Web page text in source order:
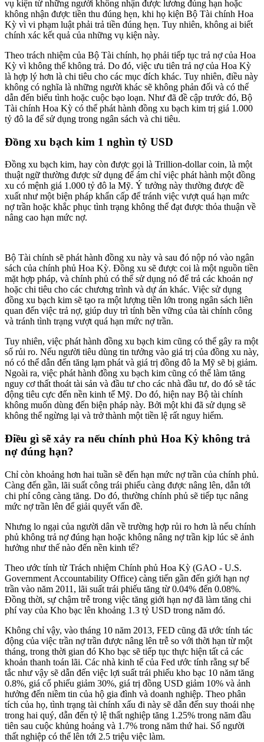
vụ kiện từ những người không nhận được lương đúng hạn hoặc
không nhận được tiền thu đúng hẹn, khi họ kiện Bộ Tài chính Hoa
Kỳ vì vi phạm luật phải trả tiền đúng hẹn. Tuy nhiên, không ai biết
chính xác kết quả của những vụ kiện này.
Theo trách nhiệm của Bộ Tài chính, họ phải tiếp tục trả nợ của Hoa
Kỳ vì không thể không trả. Do đó, việc ưu tiên trả nợ của Hoa Kỳ
là hợp lý hơn là chi tiêu cho các mục đích khác. Tuy nhiên, điều này
không có nghĩa là những người khác sẽ không phản đối và có thể
dẫn đến biểu tình hoặc cuộc bạo loạn. Như đã đề cập trước đó, Bộ
Tài chính Hoa Kỳ có thể phát hành đồng xu bạch kim trị giá 1.000
tỷ đô la để sử dụng trong ngân sách và chi tiêu.
Đồng xu bạch kim 1 nghìn tỷ USD
Đồng xu bạch kim, hay còn được gọi là Trillion-dollar coin, là một
thuật ngữ thường được sử dụng để ám chỉ việc phát hành một đồng
xu có mệnh giá 1.000 tỷ đô la Mỹ. Ý tưởng này thường được đề
xuất như một biện pháp khẩn cấp để tránh việc vượt quá hạn mức
nợ trần hoặc khắc phục tình trạng không thể đạt được thỏa thuận về
nâng cao hạn mức nợ.
Bộ Tài chính sẽ phát hành đồng xu này và sau đó nộp nó vào ngân
sách của chính phủ Hoa Kỳ. Đồng xu sẽ được coi là một nguồn tiền
mặt hợp pháp, và chính phủ có thể sử dụng nó để trả các khoản nợ
hoặc chi tiêu cho các chương trình và dự án khác. Việc sử dụng
đồng xu bạch kim sẽ tạo ra một lượng tiền lớn trong ngân sách liên
quan đến việc trả nợ, giúp duy trì tính bền vững của tài chính công
và tránh tình trạng vượt quá hạn mức nợ trần.
Tuy nhiên, việc phát hành đồng xu bạch kim cũng có thể gây ra một
số rủi ro. Nếu người tiêu dùng tin tưởng vào giá trị của đồng xu này,
nó có thể dẫn đến tăng lạm phát và giá trị đồng đô la Mỹ sẽ bị giảm.
Ngoài ra, việc phát hành đồng xu bạch kim cũng có thể làm tăng
nguy cơ thất thoát tài sản và đầu tư cho các nhà đầu tư, do đó sẽ tác
động tiêu cực đến nền kinh tế Mỹ. Do đó, hiện nay Bộ tài chính
không muốn dùng đến biện pháp này. Bởi một khi đã sử dụng sẽ
không thể ngừng lại và trở thành một tiền lệ rất nguy hiểm.
Điều gì sẽ xảy ra nếu chính phủ Hoa Kỳ không trả
nợ đúng hạn?
Chỉ còn khoảng hơn hai tuần sẽ đến hạn mức nợ trần của chính phủ.
Càng đến gần, lãi suất công trái phiếu càng được nâng lên, dẫn tới
chi phí công càng tăng. Do đó, thường chính phủ sẽ tiếp tục nâng
mức nợ trần lên để giải quyết vấn đề.
Nhưng lo ngại của người dân về trường hợp rủi ro hơn là nếu chính
phủ không trả nợ đúng hạn hoặc không nâng nợ trần kịp lúc sẽ ảnh
hưởng như thế nào đến nền kinh tế?
Theo ước tính từ Trách nhiệm Chính phủ Hoa Kỳ (GAO - U.S.
Government Accountability Office) càng tiến gần đến giới hạn nợ
trần vào năm 2011, lãi suất trái phiếu tăng từ 0.04% đến 0.08%.
Đồng thời, sự chậm trễ trong việc tăng giới hạn nợ đã làm tăng chi
phí vay của Kho bạc lên khoảng 1.3 tỷ USD trong năm đó.
Không chỉ vậy, vào tháng 10 năm 2013, FED cũng đã ước tính tác
động của việc trần nợ trần được nâng lên trễ so với thời hạn từ một
tháng, trong thời gian đó Kho bạc sẽ tiếp tục thực hiện tất cả các
khoản thanh toán lãi. Các nhà kinh tế của Fed ước tính rằng sự bế
tắc như vậy sẽ dẫn đến việc lợi suất trái phiếu kho bạc 10 năm tăng
0.8%, giá cổ phiếu giảm 30%, giá trị đồng USD giảm 10% và ảnh
hưởng đến niềm tin của hộ gia đình và doanh nghiệp. Theo phân
tích của họ, tình trạng tài chính xấu đi này sẽ dẫn đến suy thoái nhẹ
trong hai quý, dẫn đến tỷ lệ thất nghiệp tăng 1.25% trong năm đầu
tiên sau cuộc khủng hoảng và 1.7% trong năm thứ hai. Số người
thất nghiệp có thể lên tới 2.5 triệu việc làm.